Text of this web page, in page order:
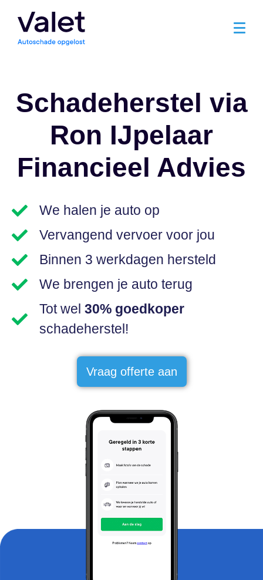
Schadeherstel via
Ron IJpelaar
Financieel Advies
We halen je auto op
Vervangend vervoer voor jou
Binnen 3 werkdagen hersteld
We brengen je auto terug
Tot wel 30% goedkoper
schadeherstel!
Vraag offerte aan